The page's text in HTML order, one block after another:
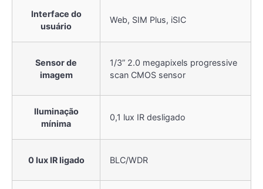
Interface do
usuário
Web, SIM Plus, iSIC
Sensor de
imagem
1/3” 2.0 megapixels progressive
scan CMOS sensor
Iluminação
mínima
0,1 lux IR desligado
0 lux IR ligado BLC/WDR